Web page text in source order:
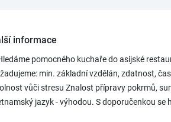
informace
pomocného kuchaře do asijské
min. základní vzdělán, zdatnost,
vůči stresu Znalost přípravy pokrmů,
jazyk - výhodou. S doporučenkou se